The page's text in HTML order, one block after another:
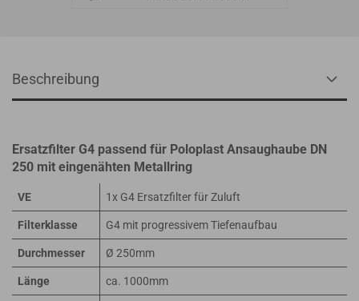
Beschreibung
Ersatzfilter G4 passend für Poloplast Ansaughaube DN
250 mit eingenähten Metallring
VE 1x G4 Ersatzfilter für Zuluft
Filterklasse G4 mit progressivem Tiefenaufbau
Durchmesser Ø 250mm
Länge ca. 1000mm